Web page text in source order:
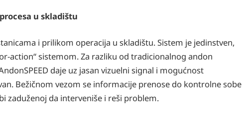
u skladištu
i prilikom operacija u skladištu. Sistem je jedinstven,
action“ sistemom. Za razliku od tradicionalnog andon
daje uz jasan vizuelni signal i mogućnost
Bežičnom vezom se informacije prenose do kontrolne sobe
zaduženoj da interveniše i reši problem.